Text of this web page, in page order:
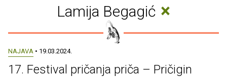
Lamija Begagić ×
NAJAVA • 19.03.2024.
17. Festival pričanja priča – Pričigin